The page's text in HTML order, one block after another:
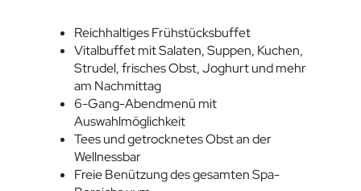
Reichhaltiges Frühstücksbuffet
Vitalbuffet mit Salaten, Suppen, Kuchen,
Strudel, frisches Obst, Joghurt und mehr
am Nachmittag
6-Gang-Abendmenü mit
Auswahlmöglichkeit
Tees und getrocknetes Obst an der
Wellnessbar
Freie Benützung des gesamten Spa-